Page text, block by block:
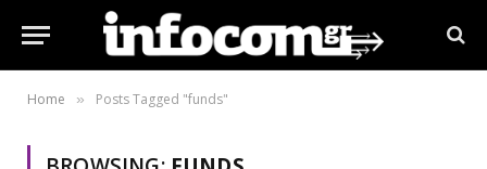
Home » Posts Tagged "funds"